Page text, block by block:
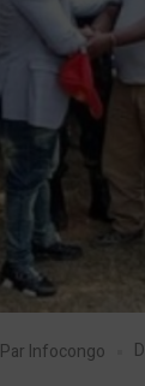
Par Infocongo